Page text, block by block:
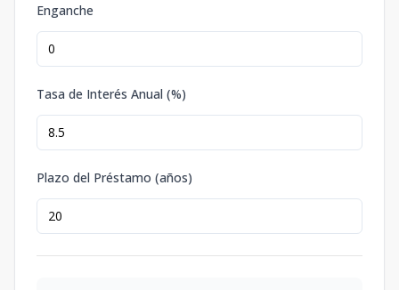
Enganche
Tasa de Interés Anual (%)
Plazo del Préstamo (años)